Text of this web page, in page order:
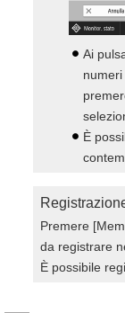
Ai
È
Premere
da registrare
È possibile